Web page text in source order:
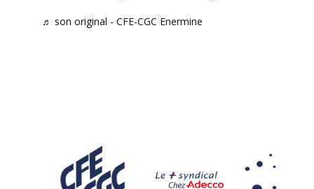
♬ son original - CFE-CGC Enermine